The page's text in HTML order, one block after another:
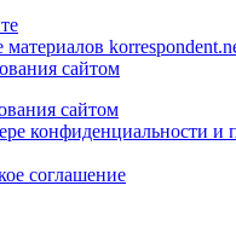
сайтом
сайтом
конфиденциальности и
соглашение